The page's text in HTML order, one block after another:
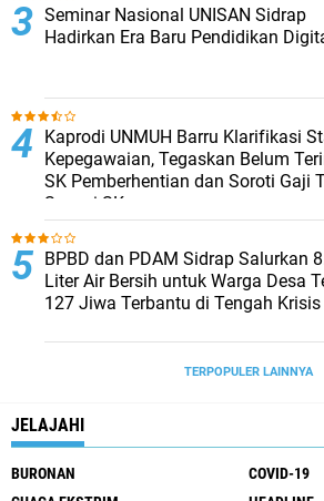
Seminar Nasional UNISAN Sidrap
Hadirkan Era Baru Pendidikan
Kaprodi UNMUH Barru Klarifikasi
Kepegawaian, Tegaskan Belum
SK Pemberhentian dan Soroti Gaji
Sesuai SK
BPBD dan PDAM Sidrap Salurkan
Liter Air Bersih untuk Warga Desa
127 Jiwa Terbantu di Tengah Krisis
TERPOPULER LAINNYA
JELAJAHI
BURONAN
COVID-19